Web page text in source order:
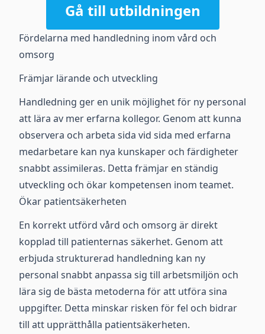
Gå till utbildningen
Fördelarna med handledning inom vård och
omsorg
Främjar lärande och utveckling
Handledning ger en unik möjlighet för ny personal
att lära av mer erfarna kollegor. Genom att kunna
observera och arbeta sida vid sida med erfarna
medarbetare kan nya kunskaper och färdigheter
snabbt assimileras. Detta främjar en ständig
utveckling och ökar kompetensen inom teamet.
Ökar patientsäkerheten
En korrekt utförd vård och omsorg är direkt
kopplad till patienternas säkerhet. Genom att
erbjuda strukturerad handledning kan ny
personal snabbt anpassa sig till arbetsmiljön och
lära sig de bästa metoderna för att utföra sina
uppgifter. Detta minskar risken för fel och bidrar
till att upprätthålla patientsäkerheten.